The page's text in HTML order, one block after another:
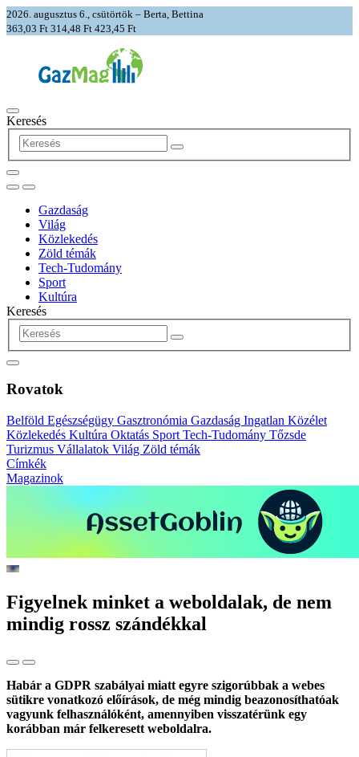
2026. augusztus 6., csütörtök – Berta, Bettina
363,03 Ft 314,48 Ft 423,45 Ft
Keresés
Gazdaság
Világ
Közlekedés
Zöld témák
Tech-Tudomány
Sport
Kultúra
Keresés
Rovatok
Belföld Egészségügy Gasztronómia Gazdaság Ingatlan Közélet
Közlekedés Kultúra Oktatás Sport Tech-Tudomány Tőzsde
Turizmus Vállalatok Világ Zöld témák
Címkék
Magazinok
Figyelnek minket a weboldalak, de nem
mindig rossz szándékkal
Habár a GDPR szabályai miatt egyre szigorúbbak a webes
sütikre vonatkozó előírások, de még mindig beazonosíthatóak
vagyunk felhasználóként, amennyiben visszatérünk egy
korábban már felkeresett weboldalra.